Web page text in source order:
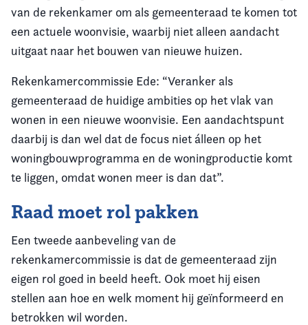
van de rekenkamer om als gemeenteraad te komen tot
een actuele woonvisie, waarbij niet alleen aandacht
uitgaat naar het bouwen van nieuwe huizen.
Rekenkamercommissie Ede: “Veranker als
gemeenteraad de huidige ambities op het vlak van
wonen in een nieuwe woonvisie. Een aandachtspunt
daarbij is dan wel dat de focus niet álleen op het
woningbouwprogramma en de woningproductie komt
te liggen, omdat wonen meer is dan dat”.
Raad moet rol pakken
Een tweede aanbeveling van de
rekenkamercommissie is dat de gemeenteraad zijn
eigen rol goed in beeld heeft. Ook moet hij eisen
stellen aan hoe en welk moment hij geïnformeerd en
betrokken wil worden.